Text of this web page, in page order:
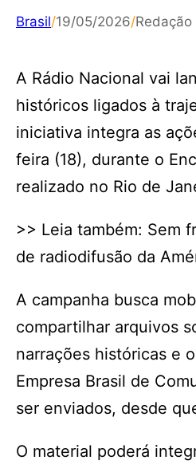
Brasil/19/05/2026/Redação
A Rádio Nacional vai
históricos ligados à
iniciativa integra as
feira (18), durante o
realizado no Rio de
>> Leia também: Sem
de radiodifusão da
A campanha busca
compartilhar arquivos
narrações históricas e
Empresa Brasil de
ser enviados, desde
O material poderá